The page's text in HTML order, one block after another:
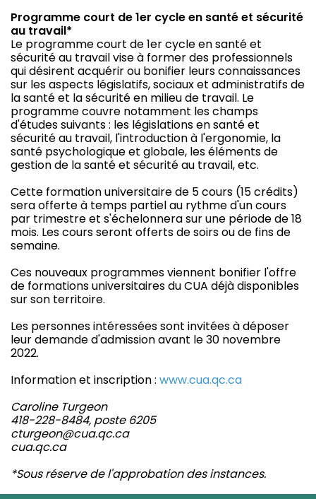
Programme court de 1er cycle en santé et sécurité
au travail*
Le programme court de 1er cycle en santé et
sécurité au travail vise à former des professionnels
qui désirent acquérir ou bonifier leurs connaissances
sur les aspects législatifs, sociaux et administratifs de
la santé et la sécurité en milieu de travail. Le
programme couvre notamment les champs
d'études suivants : les législations en santé et
sécurité au travail, l'introduction à l'ergonomie, la
santé psychologique et globale, les éléments de
gestion de la santé et sécurité au travail, etc.
Cette formation universitaire de 5 cours (15 crédits)
sera offerte à temps partiel au rythme d'un cours
par trimestre et s'échelonnera sur une période de 18
mois. Les cours seront offerts de soirs ou de fins de
semaine.
Ces nouveaux programmes viennent bonifier l'offre
de formations universitaires du CUA déjà disponibles
sur son territoire.
Les personnes intéressées sont invitées à déposer
leur demande d'admission avant le 30 novembre
2022.
Information et inscription : www.cua.qc.ca
Caroline Turgeon
418-228-8484, poste 6205
cturgeon@cua.qc.ca
cua.qc.ca
*Sous réserve de l'approbation des instances.